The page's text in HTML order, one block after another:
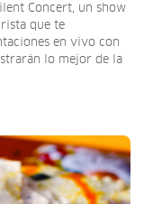
Concert, un show
que te
en vivo con
lo mejor de la